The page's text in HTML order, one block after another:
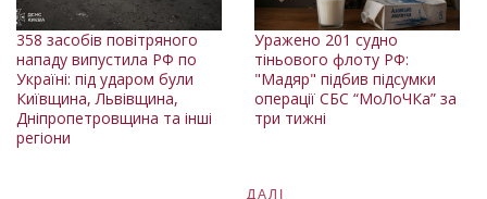
358 засобів повітряного
нападу випустила РФ по
Україні: під ударом були
Київщина, Львівщина,
Дніпропетровщина та інші
регіони
Уражено 201 судно
тіньового флоту РФ:
"Мадяр" підбив підсумки
операції СБС “МоЛоЧКа” за
три тижні
ДАЛІ